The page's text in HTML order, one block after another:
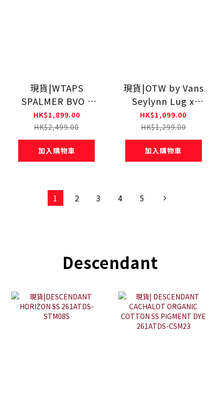
現貨|WTAPS
SPALMER BVO /
SWEATER / WOPL.
TEXTILE
252MADT-KNM05
HK$1,899.00
HK$2,499.00
加入購物車
現貨|OTW by Vans
Seylynn Lug x
OAMC x WTAPS
HK$1,099.00
HK$1,299.00
加入購物車
1 2 3 4 5
Descendant